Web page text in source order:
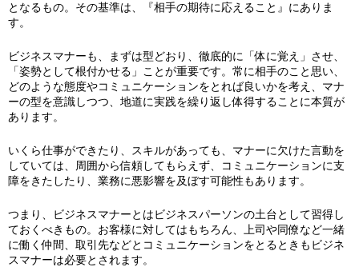
となるもの。その基準は、『相手の期待に応えること』にありま
す。
ビジネスマナーも、まずは型どおり、徹底的に「体に覚え」させ、
「姿勢として根付かせる」ことが重要です。常に相手のこと思い、
どのような態度やコミュニケーションをとれば良いかを考え、マナ
ーの型を意識しつつ、地道に実践を繰り返し体得することに本質が
あります。
いくら仕事ができたり、スキルがあっても、マナーに欠けた言動を
していては、周囲から信頼してもらえず、コミュニケーションに支
障をきたしたり、業務に悪影響を及ぼす可能性もあります。
つまり、ビジネスマナーとはビジネスパーソンの土台として習得し
ておくべきもの。お客様に対してはもちろん、上司や同僚など一緒
に働く仲間、取引先などとコミュニケーションをとるときもビジネ
スマナーは必要とされます。